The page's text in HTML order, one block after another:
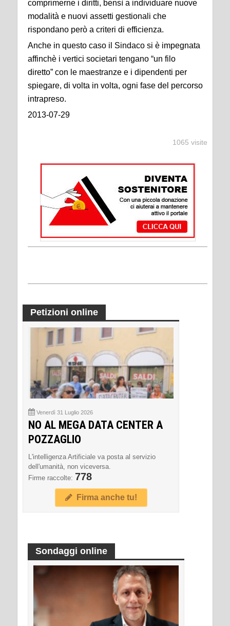
comprimerne i diritti, bensì a individuare nuove
modalità e nuovi assetti gestionali che
rispondano però a criteri di efficienza.
Anche in questo caso il Sindaco si è impegnata
affinchè i vertici societari tengano “un filo
diretto” con le maestranze e i dipendenti per
spiegare, di volta in volta, ogni fase del percorso
intrapreso.
2013-07-29
1065 visite
Petizioni online
Venerdì 31 Luglio 2026
NO AL MEGA DATA CENTER A
POZZAGLIO
L'intelligenza Artificiale va posta al servizio
dell'umanità, non viceversa.
Firme raccolte: 778
Firma anche tu!
Sondaggi online